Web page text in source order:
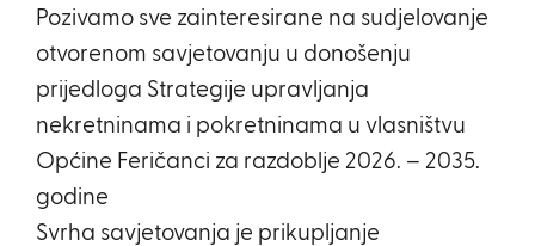
Pozivamo sve zainteresirane na sudjelovanje
otvorenom savjetovanju u donošenju
prijedloga Strategije upravljanja
nekretninama i pokretninama u vlasništvu
Općine Feričanci za razdoblje 2026. – 2035.
godine
Svrha savjetovanja je prikupljanje